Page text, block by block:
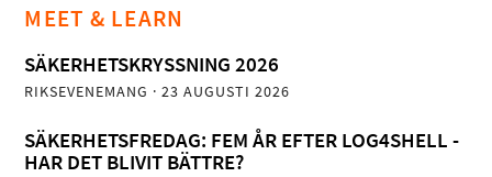
MEET & LEARN
SÄKERHETSKRYSSNING 2026
RIKSEVENEMANG · 23 AUGUSTI 2026
SÄKERHETSFREDAG: FEM ÅR EFTER LOG4SHELL -
HAR DET BLIVIT BÄTTRE?